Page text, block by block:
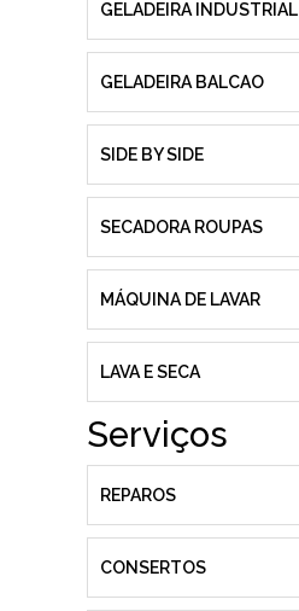
GELADEIRA INDUSTRIAL
GELADEIRA BALCAO
SIDE BY SIDE
SECADORA ROUPAS
MÁQUINA DE LAVAR
LAVA E SECA
Serviços
REPAROS
CONSERTOS